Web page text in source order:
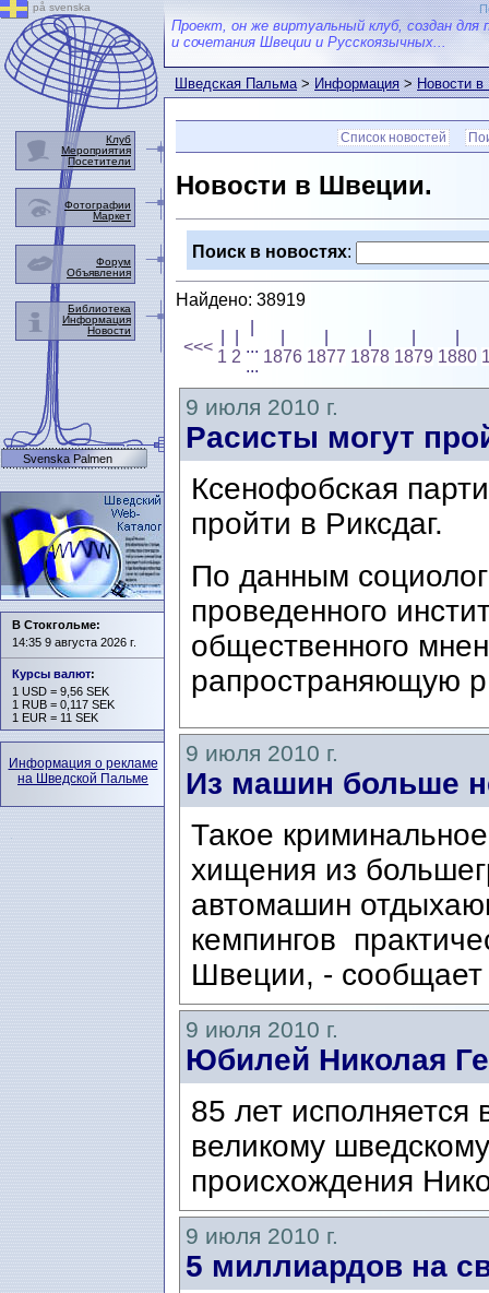
Проект, он же виртуальный клуб, создан для
и сочетания Швеции и Русскоязычных...
Шведская Пальма>Информация>Новости
Список новостей
Новости в Швеции.
Поиск в новостях:
Найдено: 38919
<<<
1 2
...
...
1876 1877 1878 1879 1880
9 июля 2010 г.
Расисты могут
Ксенофобская
пройти в Риксдаг.
По данным
проведенного
общественного
рапространяющую
9 июля 2010 г.
Из машин больше
Такое
хищения из
автомашин
кемпингов
Швеции, -
9 июля 2010 г.
Юбилей Николая
85 лет исполняется
великому
происхождения
9 июля 2010 г.
5 миллиардов на
på svenska
Клуб
Мероприятия
Посетители
Фотографии
Маркет
Форум
Объявления
Библиотека
Информация
Новости
Svenska Palmen
В Стокгольме:
14:35 9 августа 2026 г.
Курсы валют:
1 USD = 9,56 SEK
1 RUB = 0,117 SEK
1 EUR = 11 SEK
Информация о рекламе
на Шведской Пальме